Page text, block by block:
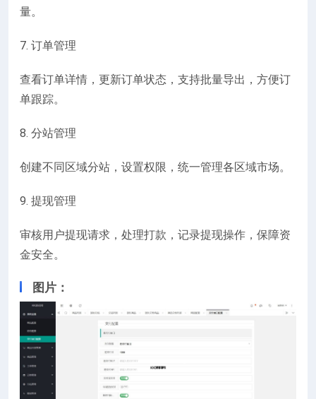
量。
7. 订单管理
查看订单详情，更新订单状态，支持批量导出，方便订
单跟踪。
8. 分站管理
创建不同区域分站，设置权限，统一管理各区域市场。
9. 提现管理
审核用户提现请求，处理打款，记录提现操作，保障资
金安全。
图片：